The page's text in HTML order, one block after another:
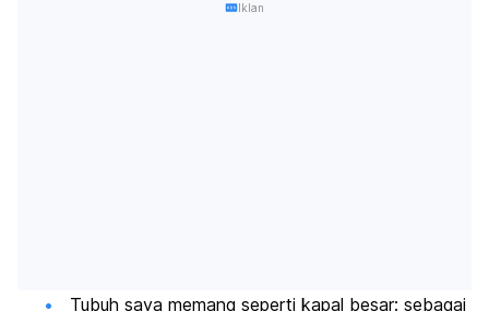
Iklan
Tubuh saya memang seperti kapal besar: sebagai